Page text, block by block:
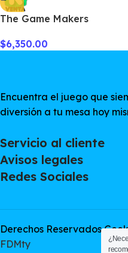
The Game Makers
$6,350.00
Encuentra el juego que
diversión a tu mesa hoy
Servicio al cliente
Avisos legales
Redes Sociales
Derechos Reservados
FDMty